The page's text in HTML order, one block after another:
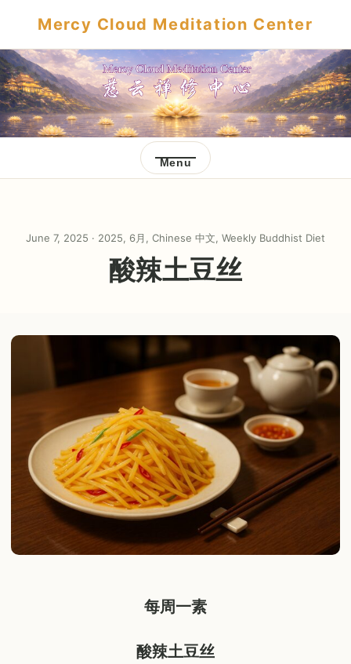
Mercy Cloud Meditation Center
Menu
June 7, 2025 · 2025, 6月 , Chinese 中文, Weekly Buddhist Diet
酸辣土豆丝
每周一素
酸辣土豆丝